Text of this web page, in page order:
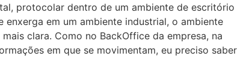
protocolar dentro de um ambiente de escritório
em um ambiente industrial, o ambiente
clara. Como no BackOffice da empresa, na
em que se movimentam, eu preciso saber